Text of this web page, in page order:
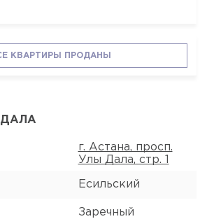
КВАРТИРЫ ПРОДАНЫ
г. Астана, просп.
Улы Дала, стр. 1
Есильский
Заречный